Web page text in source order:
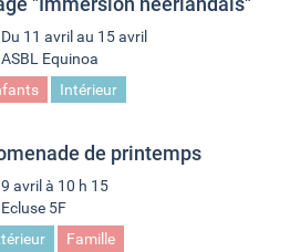
Du 11 avril au 15 avril
ASBL Equinoa
Intérieur
de printemps
9 avril à 10 h 15
Ecluse 5F
Famille